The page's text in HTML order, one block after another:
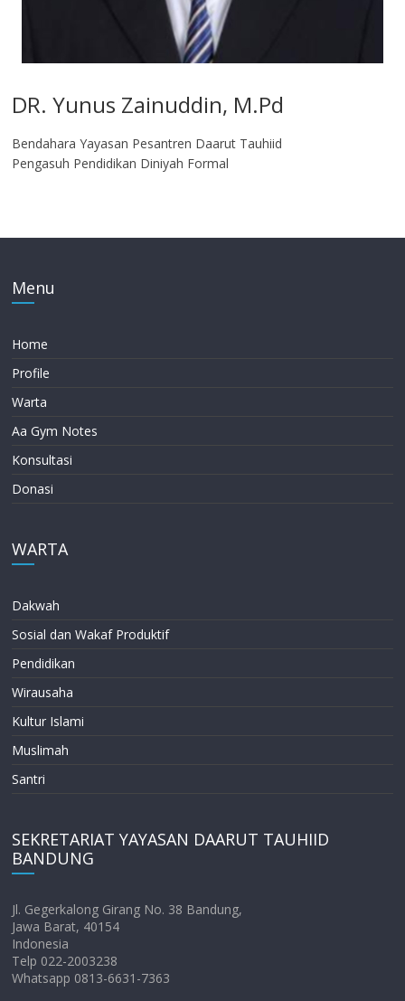
DR. Yunus Zainuddin, M.Pd
Bendahara Yayasan Pesantren Daarut Tauhiid
Pengasuh Pendidikan Diniyah Formal
Menu
Home
Profile
Warta
Aa Gym Notes
Konsultasi
Donasi
WARTA
Dakwah
Sosial dan Wakaf Produktif
Pendidikan
Wirausaha
Kultur Islami
Muslimah
Santri
SEKRETARIAT YAYASAN DAARUT TAUHIID
BANDUNG
Jl. Gegerkalong Girang No. 38 Bandung,
Jawa Barat, 40154
Indonesia
Telp 022-2003238
Whatsapp 0813-6631-7363